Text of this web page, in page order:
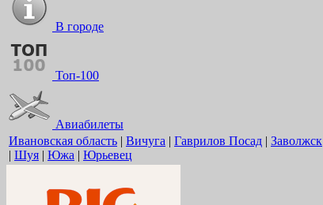
В городе
Топ-100
Авиабилеты
Ивановская область | Вичуга | Гаврилов Посад | Заволжск
| Шуя | Южа | Юрьевец